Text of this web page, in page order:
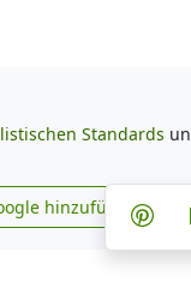
Standards
zu Google
hinzufügen